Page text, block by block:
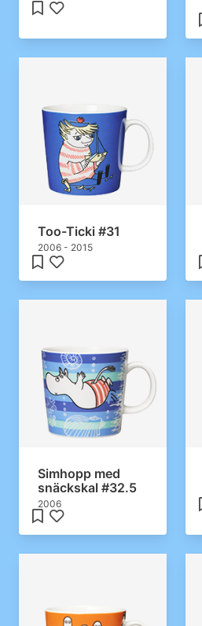
Too-Ticki #31
2006 - 2015
Simhopp med
snäckskal #32.5
2006